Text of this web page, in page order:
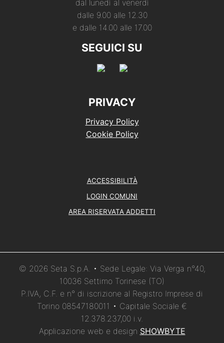
dal lunedì al venerdì
dalle 9.00 alle 12.30
e dalle 14.00 alle 17.00
SEGUICI SU
PRIVACY
Privacy Policy
Cookie Policy
ACCESSIBILITÀ
LOGIN COMUNI
AREA RISERVATA ADDETTI
© 2026 Seta S.p.A. • Sede Legale: Via Verga n°40,
10036 Settimo Torinese (TO)
P.IVA, C.F. e n° di iscrizione al Registro Imprese di
Torino 08547180011 • Capitale Sociale €
12.378.237,00 i.v.
Applicazione web e design SHOWBYTE